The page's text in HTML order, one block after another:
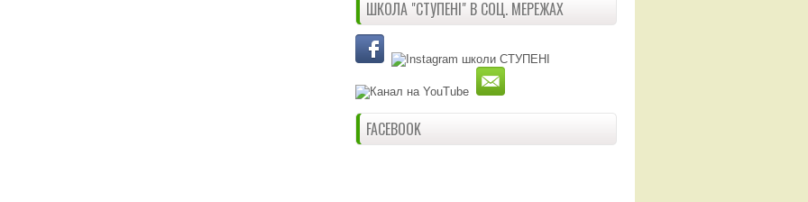
ШКОЛА "СТУПЕНІ" В СОЦ. МЕРЕЖАХ
FACEBOOK